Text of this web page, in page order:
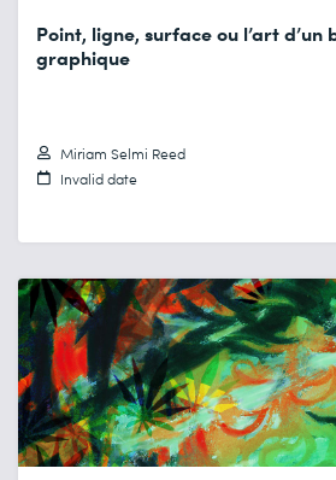
Point, ligne, surface ou l’art d’un
graphique
Miriam Selmi Reed
Invalid date